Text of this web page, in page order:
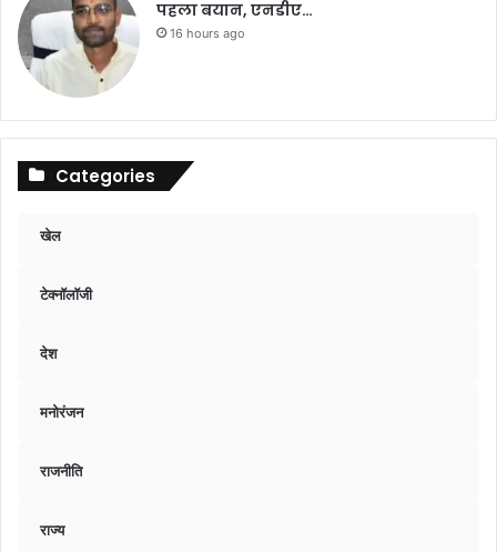
पहला बयान, एनडीए…
16 hours ago
Categories
खेल
टेक्नॉलॉजी
देश
मनोरंजन
राजनीति
राज्य